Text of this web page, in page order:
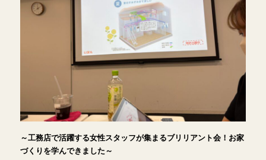
～工務店で活躍する女性スタッフが集まるブリリアント会！お家
づくりを学んできました～